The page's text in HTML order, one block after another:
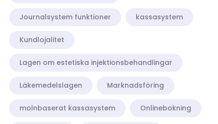
Journalsystem funktioner kassasystem
Kundlojalitet
Lagen om estetiska injektionsbehandlingar
Läkemedelslagen Marknadsföring
molnbaserat kassasystem Onlinebokning